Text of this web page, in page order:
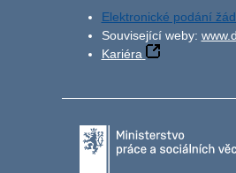
Elektronické podání
Související weby:
Kariéra